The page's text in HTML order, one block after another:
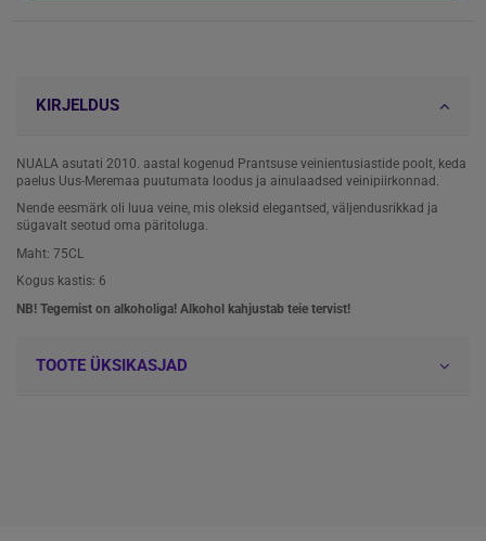
KIRJELDUS
NUALA asutati 2010. aastal kogenud Prantsuse veinientusiastide poolt, keda
paelus Uus-Meremaa puutumata loodus ja ainulaadsed veinipiirkonnad.
Nende eesmärk oli luua veine, mis oleksid elegantsed, väljendusrikkad ja
sügavalt seotud oma päritoluga.
Maht: 75CL
Kogus kastis: 6
NB! Tegemist on alkoholiga! Alkohol kahjustab teie tervist!
TOOTE ÜKSIKASJAD